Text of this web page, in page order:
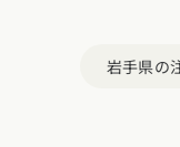
岩手県の